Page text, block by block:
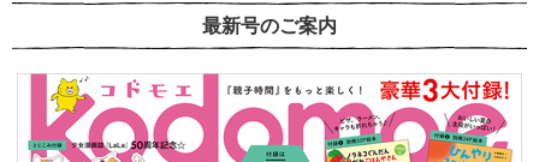
最新号のご案内